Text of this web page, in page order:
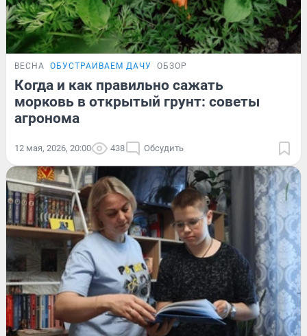
ВЕСНА ОБУСТРАИВАЕМ ДАЧУ ОБЗОР
Когда и как правильно сажать
морковь в открытый грунт: советы
агронома
12 мая, 2026, 20:00 438 Обсудить